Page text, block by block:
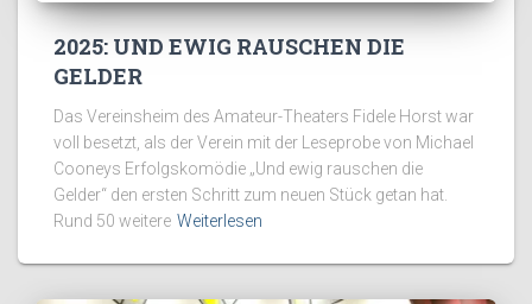
2025: UND EWIG RAUSCHEN DIE
GELDER
Das Vereinsheim des Amateur-Theaters Fidele Horst war
voll besetzt, als der Verein mit der Leseprobe von Michael
Cooneys Erfolgskomödie „Und ewig rauschen die
Gelder“ den ersten Schritt zum neuen Stück getan hat.
Rund 50 weitere Weiterlesen